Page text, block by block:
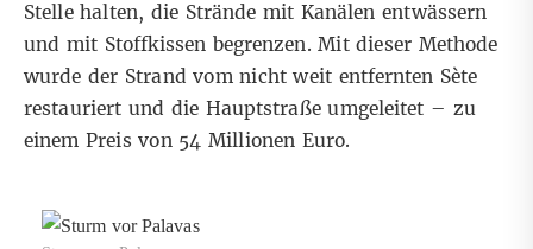
Stelle halten, die Strände mit Kanälen entwässern
und mit Stoffkissen begrenzen. Mit dieser Methode
wurde der Strand vom nicht weit entfernten Sète
restauriert und die Hauptstraße umgeleitet – zu
einem Preis von 54 Millionen Euro.